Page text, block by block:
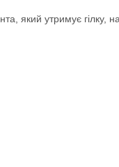
який утримує гілку,